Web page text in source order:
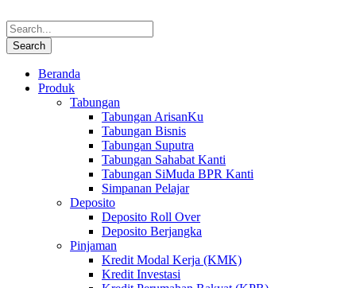
Beranda
Produk
Tabungan
Tabungan ArisanKu
Tabungan Bisnis
Tabungan Suputra
Tabungan Sahabat Kanti
Tabungan SiMuda BPR Kanti
Simpanan Pelajar
Deposito
Deposito Roll Over
Deposito Berjangka
Pinjaman
Kredit Modal Kerja (KMK)
Kredit Investasi